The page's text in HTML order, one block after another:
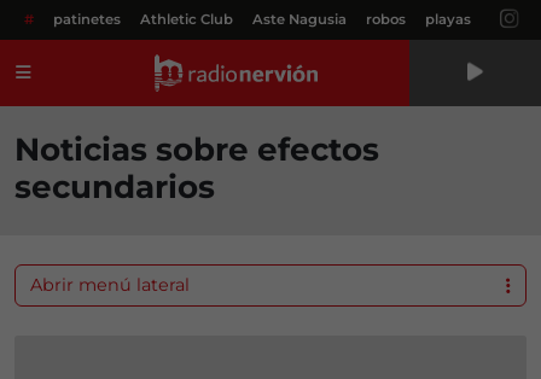
# patinetes Athletic Club Aste Nagusia robos playas
Noticias sobre efectos
secundarios
Abrir menú lateral